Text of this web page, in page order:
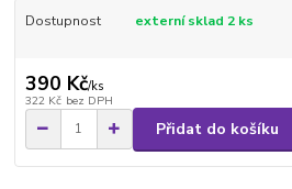
Dostupnost externí sklad 2 ks
390 Kč/ks
322 Kč bez DPH
Přidat do košíku